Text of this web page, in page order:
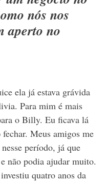
nós nos
aperto no
ela já estava grávida
Para mim é mais
o Billy. Eu ficava lá
Meus amigos me
período, já que
não podia ajudar muito.
quatro anos da